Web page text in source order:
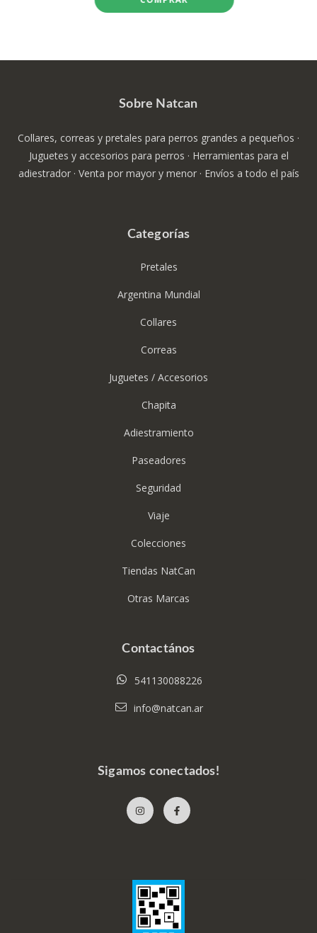
Sobre Natcan
Collares, correas y pretales para perros grandes a pequeños ·
Juguetes y accesorios para perros · Herramientas para el
adiestrador · Venta por mayor y menor · Envíos a todo el país
Categorías
Pretales
Argentina Mundial
Collares
Correas
Juguetes / Accesorios
Chapita
Adiestramiento
Paseadores
Seguridad
Viaje
Colecciones
Tiendas NatCan
Otras Marcas
Contactános
541130088226
info@natcan.ar
Sigamos conectados!